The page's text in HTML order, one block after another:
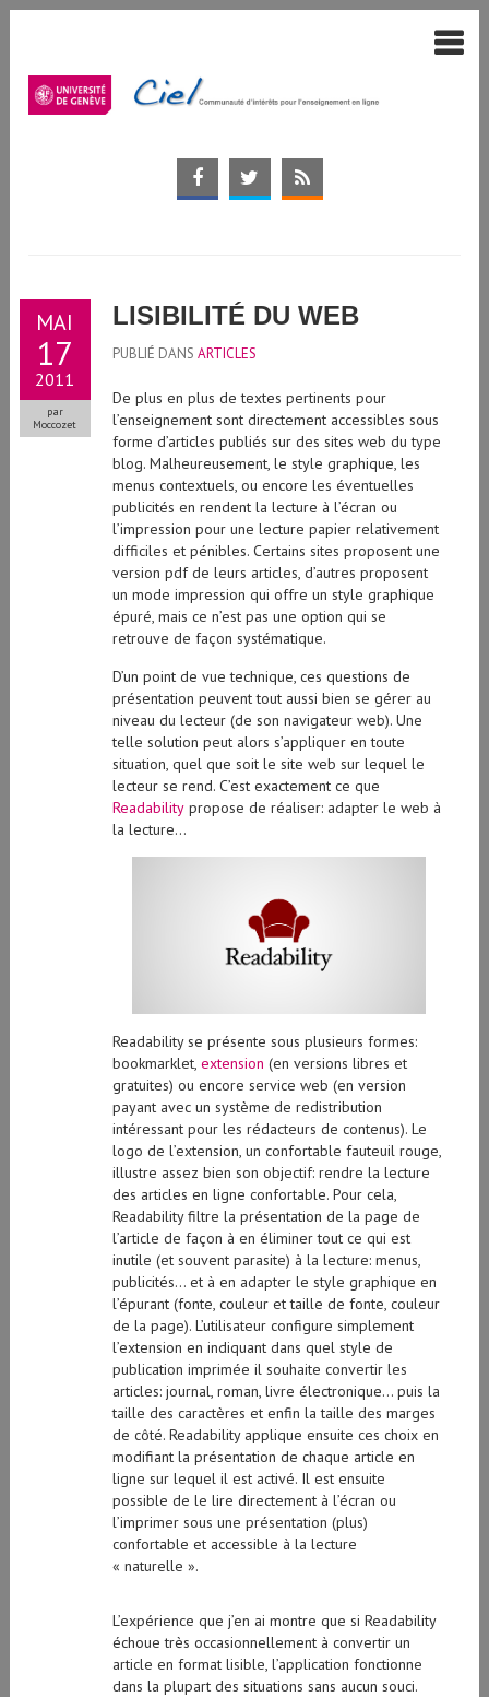
MAI
17
2011
par
Moccozet
LISIBILITÉ DU WEB
PUBLIÉ DANS ARTICLES
De plus en plus de textes pertinents pour
l’enseignement sont directement accessibles sous
forme d’articles publiés sur des sites web du type
blog. Malheureusement, le style graphique, les
menus contextuels, ou encore les éventuelles
publicités en rendent la lecture à l’écran ou
l’impression pour une lecture papier relativement
difficiles et pénibles. Certains sites proposent une
version pdf de leurs articles, d’autres proposent
un mode impression qui offre un style graphique
épuré, mais ce n’est pas une option qui se
retrouve de façon systématique.
D’un point de vue technique, ces questions de
présentation peuvent tout aussi bien se gérer au
niveau du lecteur (de son navigateur web). Une
telle solution peut alors s’appliquer en toute
situation, quel que soit le site web sur lequel le
lecteur se rend. C’est exactement ce que
Readabilitypropose de réaliser: adapter le web à
la lecture…
Readability se présente sous plusieurs formes:
bookmarklet, extension (en versions libres et
gratuites) ou encore service web (en version
payant avec un système de redistribution
intéressant pour les rédacteurs de contenus). Le
logo de l’extension, un confortable fauteuil rouge,
illustre assez bien son objectif: rendre la lecture
des articles en ligne confortable. Pour cela,
Readability filtre la présentation de la page de
l’article de façon à en éliminer tout ce qui est
inutile (et souvent parasite) à la lecture: menus,
publicités… et à en adapter le style graphique en
l’épurant (fonte, couleur et taille de fonte, couleur
de la page). L’utilisateur configure simplement
l’extension en indiquant dans quel style de
publication imprimée il souhaite convertir les
articles: journal, roman, livre électronique… puis la
taille des caractères et enfin la taille des marges
de côté. Readability applique ensuite ces choix en
modifiant la présentation de chaque article en
ligne sur lequel il est activé. Il est ensuite
possible de le lire directement à l’écran ou
l’imprimer sous une présentation (plus)
confortable et accessible à la lecture
« naturelle ».
L’expérience que j’en ai montre que si Readability
échoue très occasionnellement à convertir un
article en format lisible, l’application fonctionne
dans la plupart des situations sans aucun souci.